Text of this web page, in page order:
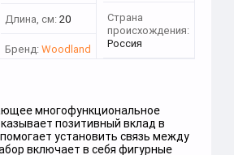
Длина, см: 20
Бренд: Woodland
Страна
происхождения:
Россия
многофункциональное
позитивный вклад в
установить связь между
включает в себя фигурные